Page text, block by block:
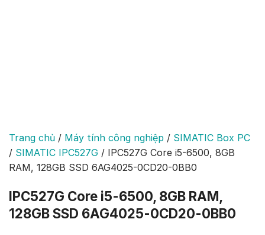
Trang chủ / Máy tính công nghiệp / SIMATIC Box PC
/ SIMATIC IPC527G / IPC527G Core i5-6500, 8GB
RAM, 128GB SSD 6AG4025-0CD20-0BB0
IPC527G Core i5-6500, 8GB RAM,
128GB SSD 6AG4025-0CD20-0BB0